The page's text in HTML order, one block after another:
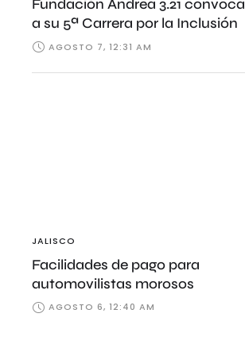
Fundación Andrea 3.21 convoca
a su 5ª Carrera por la Inclusión
AGOSTO 7, 12:31 AM
JALISCO
Facilidades de pago para
automovilistas morosos
AGOSTO 6, 12:40 AM